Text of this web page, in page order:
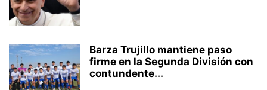
Barza Trujillo mantiene paso
firme en la Segunda División con
contundente...